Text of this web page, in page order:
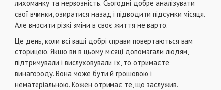
лихоманку та нервозність. Сьогодні добре аналізувати
свої вчинки, озиратися назад і підводити підсумки місяця.
Але вносити різкі зміни в своє життя не варто.
Це день, коли всі ваші добрі справи повертаються вам
сторицею. Якщо ви в цьому місяці допомагали людям,
підтримували і вислуховували їх, то отримаєте
винагороду. Вона може бути й грошовою і
нематеріальною. Кожен отримає те, що заслужив.